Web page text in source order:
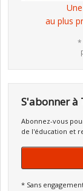
au plus
*
S'abonner à
Abonnez-vous
de l'éducation et
* Sans